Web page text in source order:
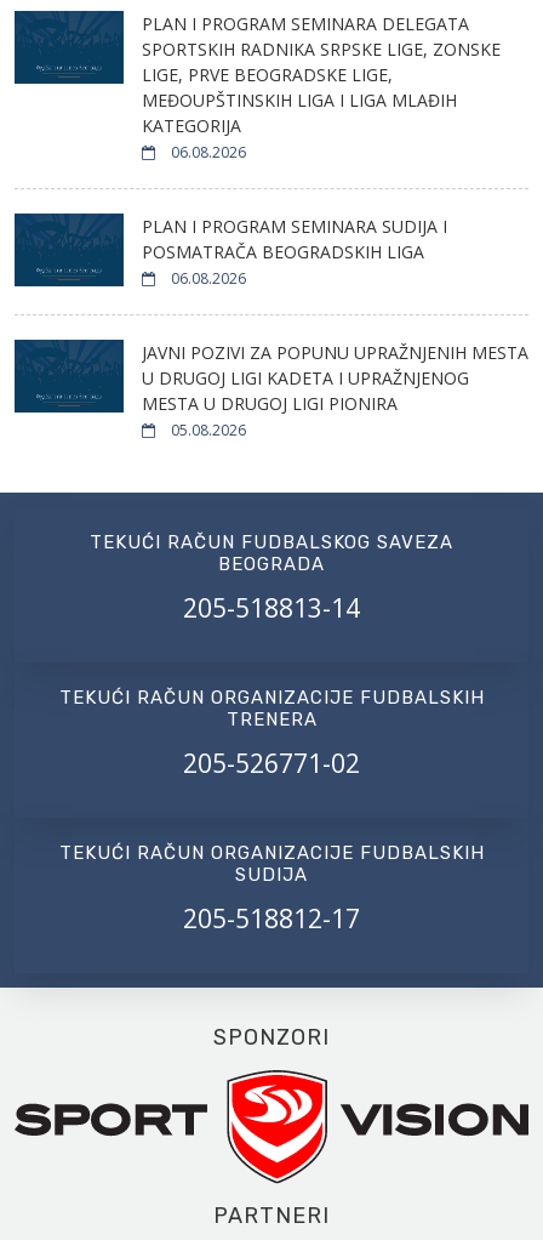
PLAN I PROGRAM SEMINARA DELEGATA
SPORTSKIH RADNIKA SRPSKE LIGE, ZONSKE
LIGE, PRVE BEOGRADSKE LIGE,
MEĐOUPŠTINSKIH LIGA I LIGA MLAĐIH
KATEGORIJA
06.08.2026
PLAN I PROGRAM SEMINARA SUDIJA I
POSMATRAČA BEOGRADSKIH LIGA
06.08.2026
JAVNI POZIVI ZA POPUNU UPRAŽNJENIH MESTA
U DRUGOJ LIGI KADETA I UPRAŽNJENOG
MESTA U DRUGOJ LIGI PIONIRA
05.08.2026
TEKUĆI RAČUN FUDBALSKOG SAVEZA
BEOGRADA
205-518813-14
TEKUĆI RAČUN ORGANIZACIJE FUDBALSKIH
TRENERA
205-526771-02
TEKUĆI RAČUN ORGANIZACIJE FUDBALSKIH
SUDIJA
205-518812-17
SPONZORI
PARTNERI